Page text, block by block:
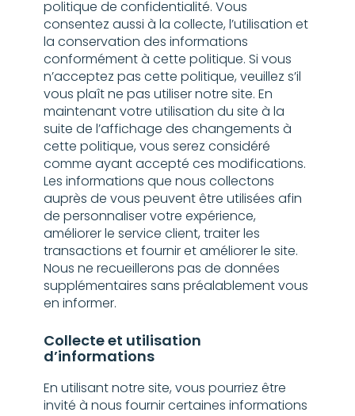
politique de confidentialité. Vous
consentez aussi à la collecte, l’utilisation et
la conservation des informations
conformément à cette politique. Si vous
n’acceptez pas cette politique, veuillez s’il
vous plaît ne pas utiliser notre site. En
maintenant votre utilisation du site à la
suite de l’affichage des changements à
cette politique, vous serez considéré
comme ayant accepté ces modifications.
Les informations que nous collectons
auprès de vous peuvent être utilisées afin
de personnaliser votre expérience,
améliorer le service client, traiter les
transactions et fournir et améliorer le site.
Nous ne recueillerons pas de données
supplémentaires sans préalablement vous
en informer.
Collecte et utilisation
d’informations
En utilisant notre site, vous pourriez être
invité à nous fournir certaines informations